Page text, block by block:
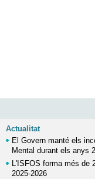
Actualitat
El Govern manté els
Mental durant els anys
L'ISFOS forma més de
2025-2026